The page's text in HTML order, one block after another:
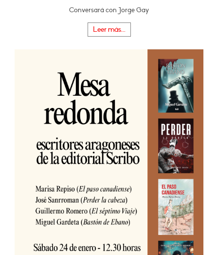
Conversará con Jorge Gay
Leer más...